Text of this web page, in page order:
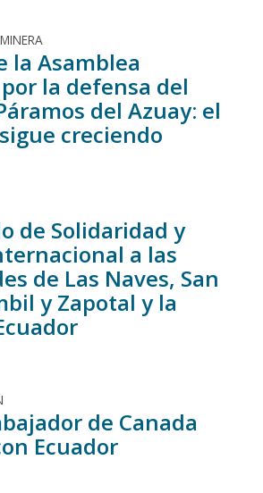
la Asamblea
la defensa del
del Azuay: el
creciendo
de Solidaridad y
a las
de Las Naves, San
y Zapotal y la
de Canada
Ecuador